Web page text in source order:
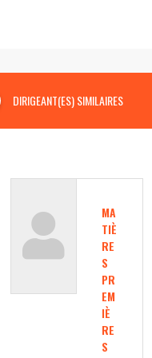
DIRIGEANT(ES) SIMILAIRES
MA
TIÈ
RE
S
PR
EM
IÈ
RE
S